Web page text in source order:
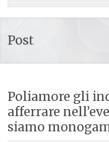
Post
Poliamore gli
afferrare
siamo